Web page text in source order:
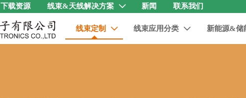
下载资源 线束&天线解决方案  新闻 联系我们
线束定制  线束应用分类  新能源&储